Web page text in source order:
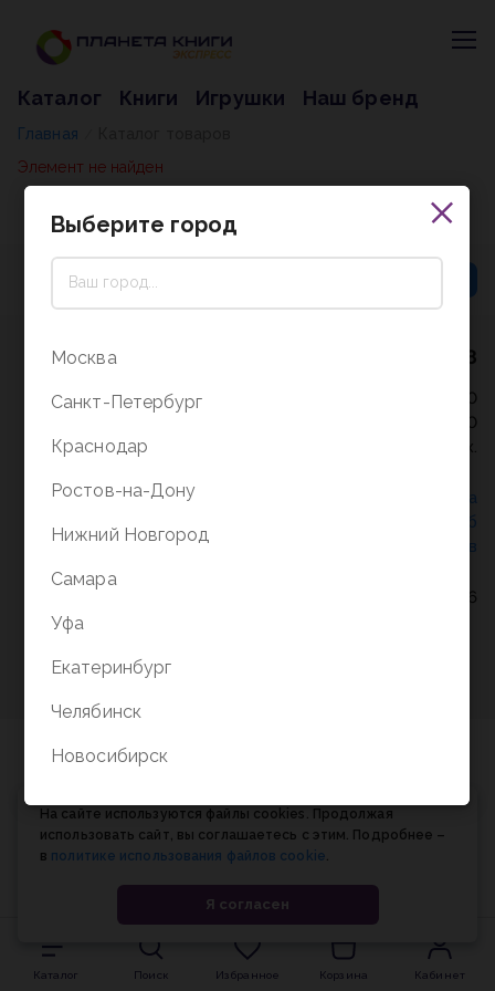
Каталог Книги Игрушки Наш бренд
Главная
Элемент не найден
8 (800) 5000-338
Режим работы - 9:30-20:00
в выходные и праздники - 10:00-19:00
без перерыва и выходных.
Политика конфиденциальности
СОГЛАСИЕ на
Соглашение об
использовании cookie-файлов
© Планета книги, 1998-2026
Каталог Поиск Избранное Корзина Кабинет
На сайте используются файлы cookies. Продолжая
использовать сайт, вы соглашаетесь с этим. Подробнее –
в политике использования файлов cookie.
Я согласен
Выберите город
Москва
Санкт-Петербург
Краснодар
Ростов-на-Дону
Нижний Новгород
Самара
Уфа
Екатеринбург
Челябинск
Новосибирск